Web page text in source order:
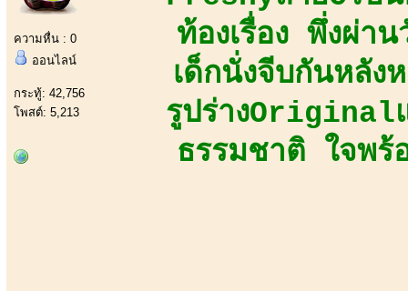
ความหื่น : 0
ออนไลน์
กระทู้: 42,756
โพสต์: 5,213
ท้องเรื่อง พึ่งผ่า
เด็กนั่งจีบกันหลัง
รูปร่างOriginal
ธรรมชาติ ใจพร้